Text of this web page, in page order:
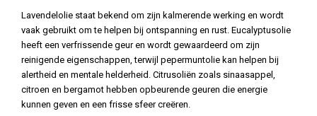
Lavendelolie staat bekend om zijn kalmerende werking en wordt
vaak gebruikt om te helpen bij ontspanning en rust. Eucalyptusolie
heeft een verfrissende geur en wordt gewaardeerd om zijn
reinigende eigenschappen, terwijl pepermuntolie kan helpen bij
alertheid en mentale helderheid. Citrusoliën zoals sinaasappel,
citroen en bergamot hebben opbeurende geuren die energie
kunnen geven en een frisse sfeer creëren.